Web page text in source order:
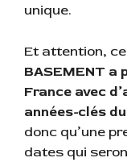
unique.
Et attention, ce
BASEMENT a
France avec
années-clés
donc qu’une
dates qui